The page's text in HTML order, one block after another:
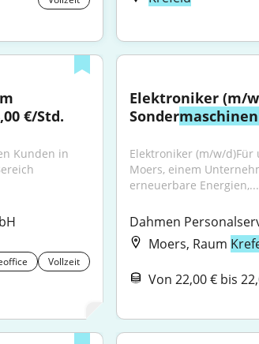
€/Std.
Kunden in
Vollzeit
Elektroniker (m/
Sonder
Elektroniker (m/w/
Moers, einem
erneuerbare Energien,...
Dahmen
Moers, Raum
Von 22,00 € bis